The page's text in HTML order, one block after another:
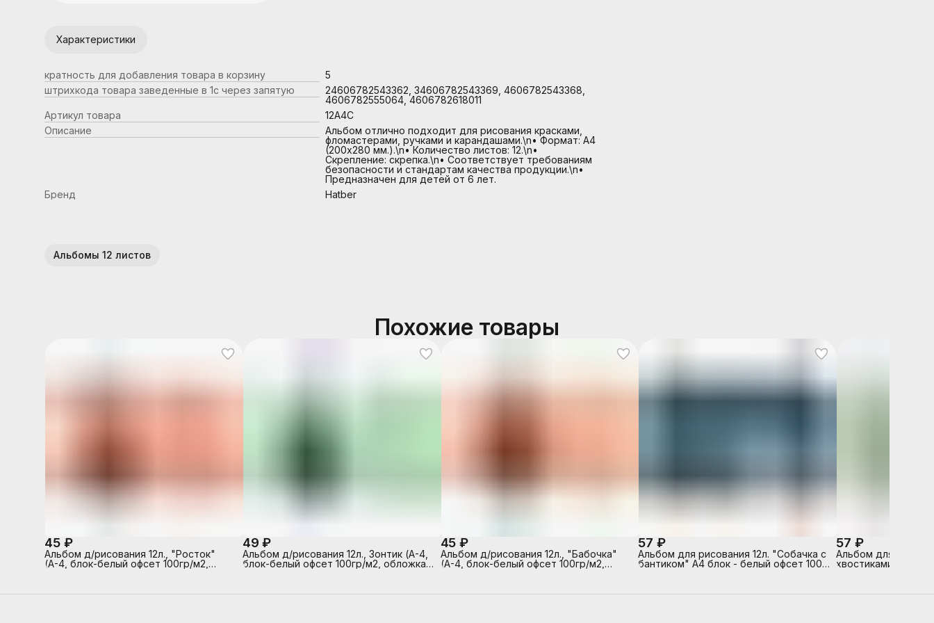
Характеристики
кратность для добавления товара в корзину
5
штрихкода товара заведенные в 1с через запятую
24606782543362, 34606782543369, 4606782543368,
4606782555064, 4606782618011
Артикул товара
12А4C
Описание
Альбом отлично подходит для рисования красками,
фломастерами, ручками и карандашами.\n• Формат: А4
(200х280 мм.).\n• Количество листов: 12.\n•
Скрепление: скрепка.\n• Соответствует требованиям
безопасности и стандартам качества продукции.\n•
Предназначен для детей от 6 лет.
Бренд
Hatber
Альбомы 12 листов
Похожие товары
45 ₽
Альбом д/рисования 12л., "Росток"
(А-4, блок-белый офсет 100гр/м2,
49 ₽
Альбом д/рисования 12л., Зонтик (А-4,
блок-белый офсет 100гр/м2, обложка-
45 ₽
Альбом д/рисования 12л., "Бабочка"
(А-4, блок-белый офсет 100гр/м2,
57 ₽
Альбом для рисования 12л. "Собачка с
бантиком" А4 блок - белый офсет 100
57 ₽
Альбом для
хвостиками" А4